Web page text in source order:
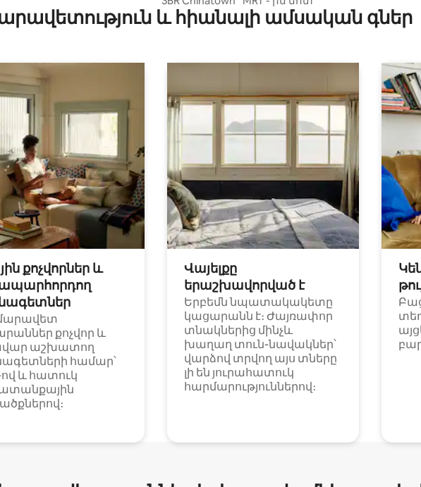
և հիանալի ամսական գներ
քոչվորներ և
քոչվոր և
աշխատող
համար՝
ով և հատուկ
Վայելքը
երաշխավորված է
Երբեմն նպատակակետը
կացարանն է։ Ժայռափոր
տնակներից մինչև
խաղաղ տուն-նավակներ՝
վարձով տրվող այս տները
լի են յուրահատուկ
հարմարություններով։